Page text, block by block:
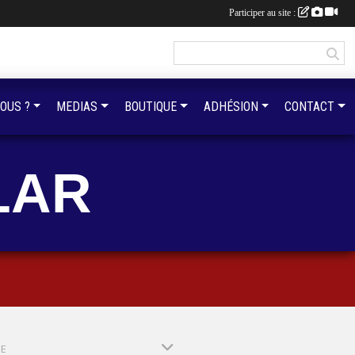
? MEDIAS BOUTIQUE ADHÉSION CONTACT
Participer au site :